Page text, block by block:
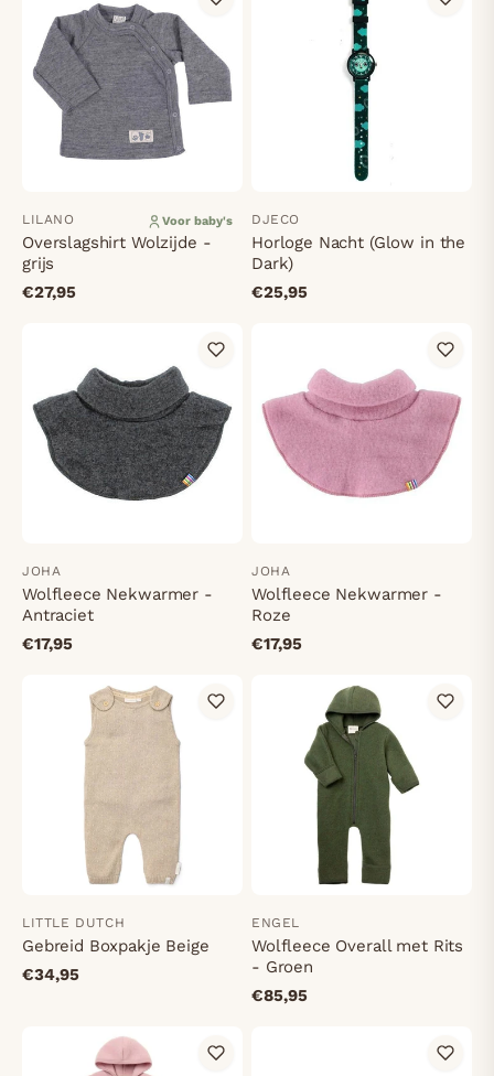
LILANO Voor baby's
Overslagshirt Wolzijde -
grijs
€27,95
DJECO
Horloge Nacht (Glow in the
Dark)
€25,95
JOHA
Wolfleece Nekwarmer -
Antraciet
€17,95
JOHA
Wolfleece Nekwarmer -
Roze
€17,95
LITTLE DUTCH
Gebreid Boxpakje Beige
€34,95
ENGEL
Wolfleece Overall met Rits
- Groen
€85,95